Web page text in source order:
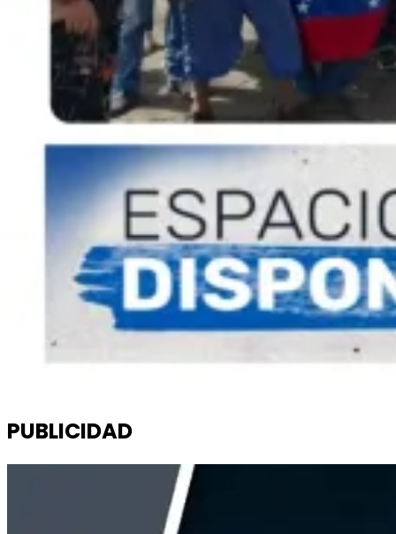
PUBLICIDAD